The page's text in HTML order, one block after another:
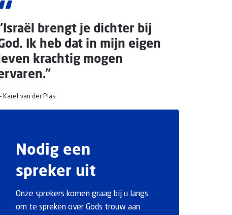
brengt je dichter bij
Ik heb dat in mijn eigen
krachtig mogen
Karel van der Plas
Nodig een
spreker uit
Onze sprekers komen graag bij u langs
om te spreken over Gods trouw aan